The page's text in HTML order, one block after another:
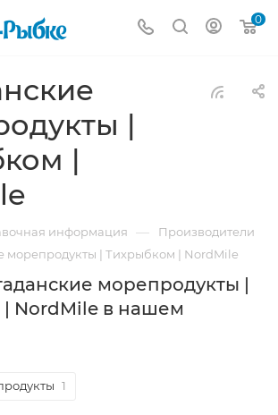
0
|
|
информация — Производители
морепродукты | Тихрыбком | NordMile
морепродукты |
NordMile в нашем
1